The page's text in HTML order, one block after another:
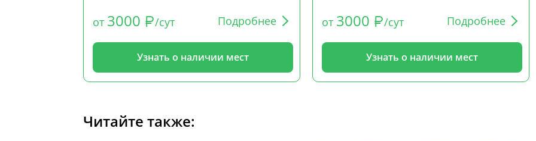
от 3000 /сут Подробнее
Узнать о наличии мест
от 3000 /сут Подробнее
Узнать о наличии мест
Читайте также: